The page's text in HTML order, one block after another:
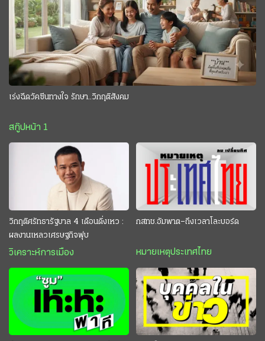
เร่งฉีดวัคซีนทางใจ รักษา..วิกฤติสังคม
สกู๊ปหน้า 1
วิกฤติศรัทธารัฐบาล 4 เดือนดิ่งเหว :
ผลงานเหลวเศรษฐกิจฟุบ
วิเคราะห์การเมือง
กสทช.อัมพาต–ถึงเวลาโละบอร์ด
หมายเหตุประเทศไทย